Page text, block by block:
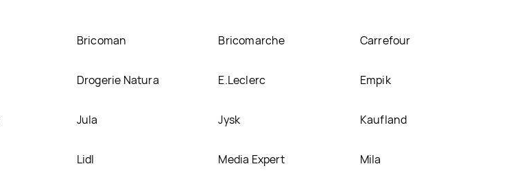
Bricoman Bricomarche Carrefour
Drogerie Natura E.Leclerc Empik
Jula Jysk Kaufland
Lidl Media Expert Mila